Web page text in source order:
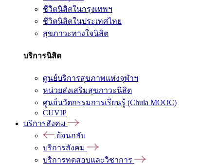
ชีวิตนิสิตในกรุงเทพฯ
ชีวิตนิสิตในประเทศไทย
สุขภาวะทางใจนิสิต
บริการนิสิต
ศูนย์บริการสุขภาพแห่งจุฬาฯ
หน่วยส่งเสริมสุขภาวะนิสิต
ศูนย์นวัตกรรมการเรียนรู้ (Chula MOOC)
CUVIP
บริการสังคม
ย้อนกลับ
บริการสังคม
บริการทดสอบและวิชาการ